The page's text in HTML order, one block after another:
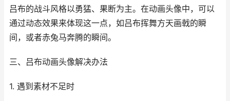
吕布的战斗风格以勇猛、果断为主。在动画头像中，可以
通过动态效果来体现这一点，如吕布挥舞方天画戟的瞬
间，或者赤兔马奔腾的瞬间。
三、吕布动画头像解决办法
1. 遇到素材不足时